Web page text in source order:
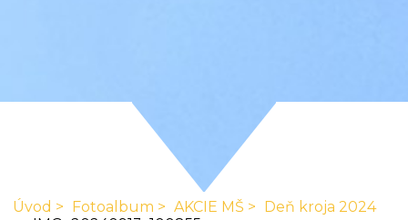
Úvod Fotoalbum AKCIE MŠ
Deň kroja 2024